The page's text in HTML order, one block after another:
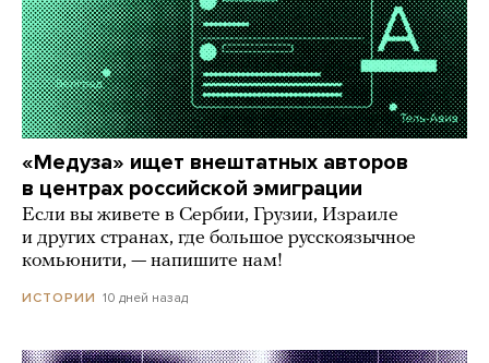
«Медуза» ищет внештатных авторов
в центрах российской эмиграции
Если вы живете в Сербии, Грузии, Израиле
и других странах, где большое русскоязычное
комьюнити, — напишите нам!
ИСТОРИИ 10 дней назад